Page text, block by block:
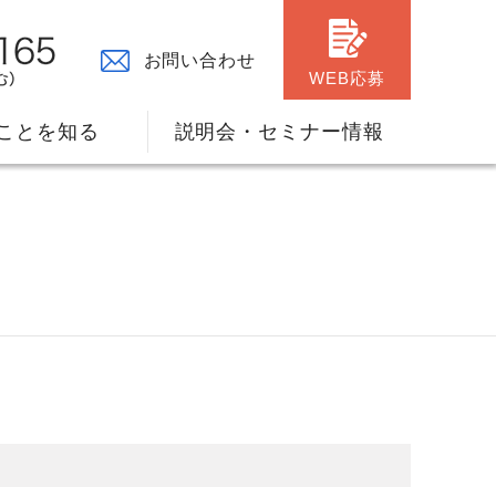
お問い合わせ
WEB応募
とを知る 説明会・セミナー情報